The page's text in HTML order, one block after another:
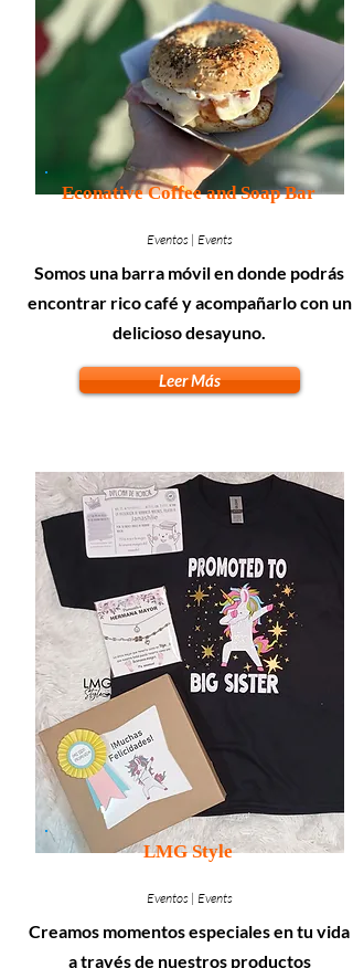
Econative Coffee and Soap Bar
Eventos | Events
Somos una barra móvil en donde podrás
encontrar rico café y acompañarlo con un
delicioso desayuno.
Leer Más
LMG Style
Eventos | Events
Creamos momentos especiales en tu vida
a través de nuestros productos